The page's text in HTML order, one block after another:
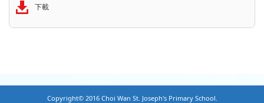
下載
Copyright© 2016 Choi Wan St. Joseph's Primary School.